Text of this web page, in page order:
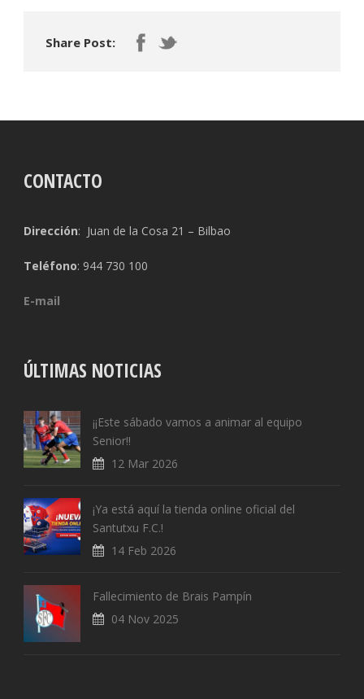
Share Post:
CONTACTO
Dirección: Juan de la Cosa 21 – Bilbao
Teléfono: 944 730 100
E-mail
ÚLTIMAS NOTICIAS
¡¡Este sábado vamos a animar al equipo
Senior!!
12 Mar 2026
¡Ya está aquí la tienda online oficial del
Santutxu F.C.!
14 Feb 2026
Fallecimiento de Brais Pampín
04 Nov 2025